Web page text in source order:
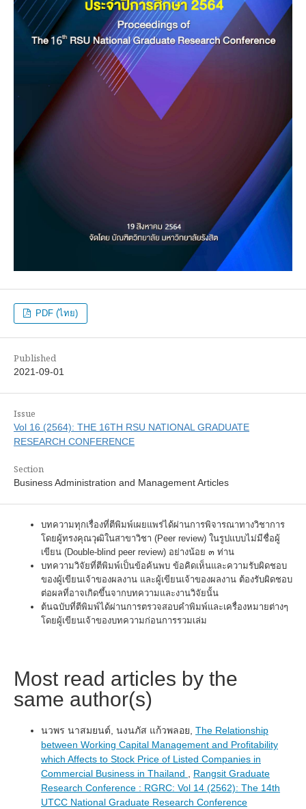
PDF (ไทย)
Published
2021-09-01
Issue
Vol 16 (2564): THE 16TH RSU NATIONAL GRADUATE
RESEARCH CONFERENCE
Section
Business Administration and Management Articles
บทความทุกเรื่องที่ตีพิมพ์เผยแพร่ได้ผ่านการพิจารณาทางวิชาการ
โดยผู้ทรงคุณวุฒิในสาขาวิชา (Peer review) ในรูปแบบไม่มีชื่อผู้
เขียน (Double-blind peer review) อย่างน้อย ๓ ท่าน
บทความวิจัยที่ตีพิมพ์เป็นข้อค้นพบ ข้อคิดเห็นและความรับผิดชอบ
ของผู้เขียนเจ้าของผลงาน และผู้เขียนเจ้าของผลงาน ต้องรับผิดชอบ
ต่อผลที่อาจเกิดขึ้นจากบทความและงานวิจัยนั้น
ต้นฉบับที่ตีพิมพ์ได้ผ่านการตรวจสอบคำพิมพ์และเครื่องหมายต่างๆ
โดยผู้เขียนเจ้าของบทความก่อนการรวมเล่ม
Most read articles by the
same author(s)
นวพร นาสมยนต์, นงนภัส แก้วพลอย, The Relationship
between Working Capital Management and Profitability
which Affects to Stock Price of Listed Companies in
Commercial Business in Thailand
Rangsit Graduate
Research Conference : RGRC: Vol 14 (2562): The 14th
UTCC National Graduate Research Conference